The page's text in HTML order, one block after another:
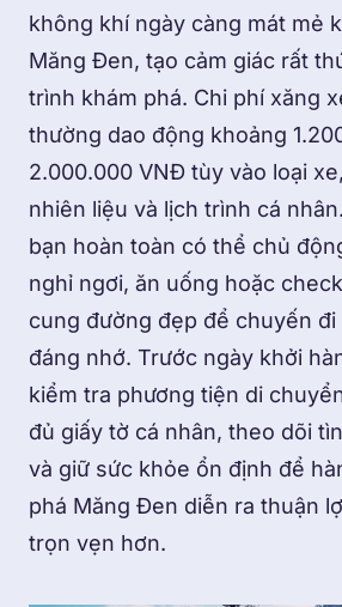
không khí ngày càng mát mẻ
Măng Đen, tạo cảm giác rất
trình khám phá. Chi phí xăng
thường dao động khoảng
2.000.000 VNĐ tùy vào loại
nhiên liệu và lịch trình cá
bạn hoàn toàn có thể chủ
nghỉ ngơi, ăn uống hoặc
cung đường đẹp để chuyến đi
đáng nhớ. Trước ngày khởi
kiểm tra phương tiện di
đủ giấy tờ cá nhân, theo dõi
và giữ sức khỏe ổn định để
phá Măng Đen diễn ra thuận
trọn vẹn hơn.